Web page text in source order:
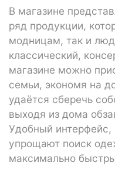
В магазине
ряд продукции,
модницам, так и
классический,
магазине можно
семьи, экономя на
удаётся сберечь
выходя из дома
Удобный интерфейс,
упрощают поиск
максимально